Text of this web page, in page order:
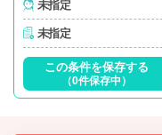
未指定
未指定
この条件を保存する
（0件保存中）